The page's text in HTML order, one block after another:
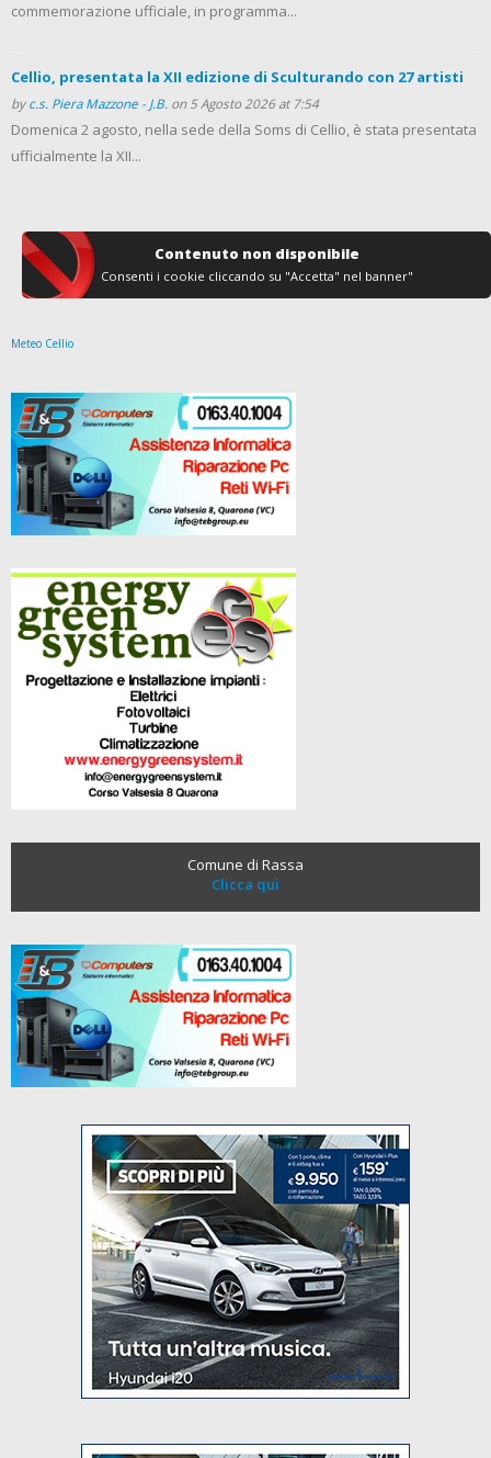
commemorazione ufficiale, in programma...
Cellio, presentata la XII edizione di Sculturando con 27 artisti
byc.s. Piera Mazzone - J.B. on 5 Agosto 2026 at 7:54
Domenica 2 agosto, nella sede della Soms di Cellio, è stata presentata
ufficialmente la XII...
Contenuto non disponibile
Consenti i cookie cliccando su "Accetta" nel banner"
Meteo Cellio
Comune di Rassa
Clicca qui